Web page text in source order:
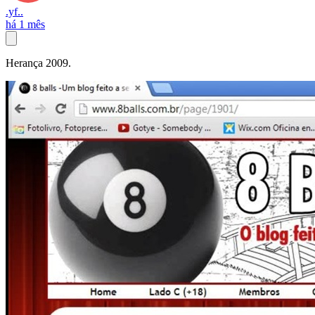
.yf..
há 1 mês
Herança 2009.